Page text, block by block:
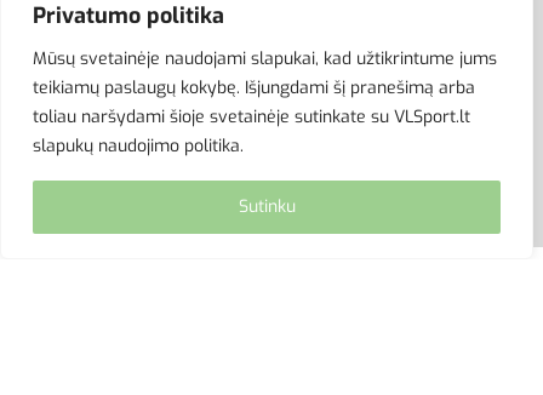
Privatumo politika
Mūsų svetainėje naudojami slapukai, kad užtikrintume jums
teikiamų paslaugų kokybę. Išjungdami šį pranešimą arba
toliau naršydami šioje svetainėje sutinkate su VLSport.lt
slapukų naudojimo politika.
Sutinku